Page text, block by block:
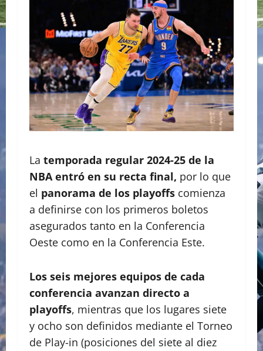
La temporada regular 2024-25 de la
NBA entró en su recta final, por lo que
el panorama de los playoffs comienza
a definirse con los primeros boletos
asegurados tanto en la Conferencia
Oeste como en la Conferencia Este.
Los seis mejores equipos de cada
conferencia avanzan directo a
playoffs, mientras que los lugares siete
y ocho son definidos mediante el Torneo
de Play-in (posiciones del siete al diez